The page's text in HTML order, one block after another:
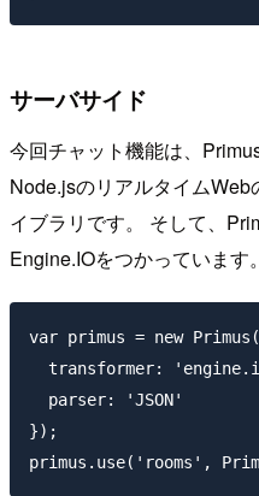
サーバサイド
今回チャット機能は、
Node.jsのリアルタイム
イブラリです。 そして、
Engine.IOをつかっています。
var primus = new
transformer:
  parser: 'JSON'
});